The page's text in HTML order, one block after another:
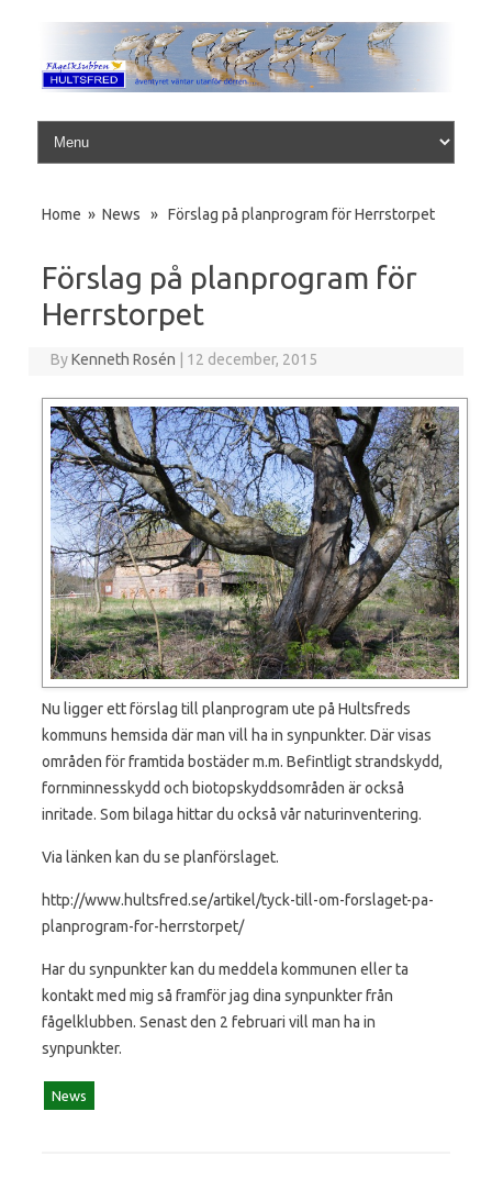
Skip to content
Home » News » Förslag på planprogram för Herrstorpet
Förslag på planprogram för
Herrstorpet
ByKenneth Rosén 12 december, 2015
Nu ligger ett förslag till planprogram ute på Hultsfreds
kommuns hemsida där man vill ha in synpunkter. Där visas
områden för framtida bostäder m.m. Befintligt strandskydd,
fornminnesskydd och biotopskyddsområden är också
inritade. Som bilaga hittar du också vår naturinventering.
Via länken kan du se planförslaget.
http://www.hultsfred.se/artikel/tyck-till-om-forslaget-pa-
planprogram-for-herrstorpet/
Har du synpunkter kan du meddela kommunen eller ta
kontakt med mig så framför jag dina synpunkter från
fågelklubben. Senast den 2 februari vill man ha in
synpunkter.
News